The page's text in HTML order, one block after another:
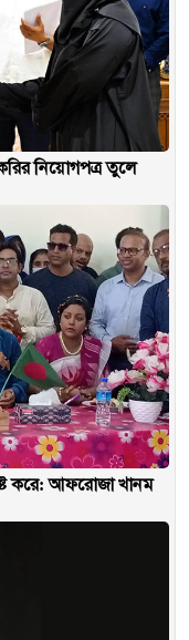
নিয়োগপত্র তুলে
করে: আফরোজা খানম